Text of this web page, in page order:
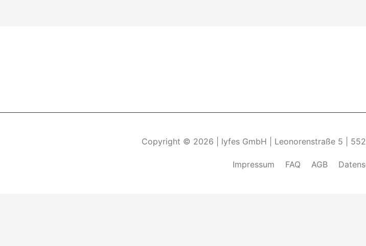
Copyright © 2026 | lyfes GmbH | Leonorenstraße 5 |
Impressum FAQ AGB